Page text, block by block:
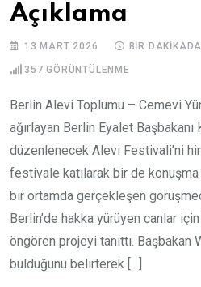
Açıklama
13 MART 2026 BIR
357 GÖRÜNTÜLENME
Berlin Alevi Toplumu – Cemevi
ağırlayan Berlin Eyalet
düzenlenecek Alevi Festivali’ni
festivale katılarak bir de konuşma
bir ortamda gerçekleşen
Berlin’de hakka yürüyen canlar
öngören projeyi tanıttı. Başbakan
bulduğunu belirterek […]